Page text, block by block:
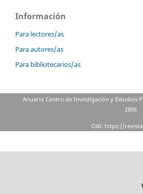
Información
Para lectores/as
Para autores/as
Para bibliotecarios/as
Anuario Centro de Investigación y Estudios
2806
OAI: https://